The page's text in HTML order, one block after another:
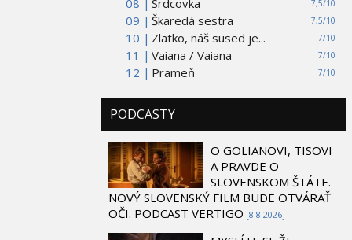
7,5/10
09 |
7,5/10
Škaredá sestra
10 |
7/10
Zlatko, náš sused je...
11 |
7/10
Vaiana / Vaiana
12 |
7/10
Prameň
PODCASTY
O GOLIANOVI, TISOVI
A PRAVDE O
SLOVENSKOM ŠTÁTE.
NOVÝ SLOVENSKÝ FILM BUDE OTVÁRAŤ
OČI. PODCAST VERTIGO [8.8 2026]